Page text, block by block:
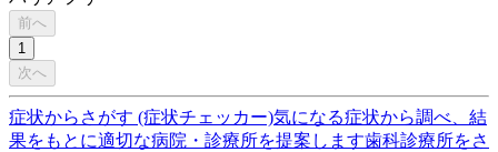
前へ
1
次へ
症状からさがす (症状チェッカー)気になる症状から調べ、結
果をもとに適切な病院・診療所を提案します歯科診療所をさ